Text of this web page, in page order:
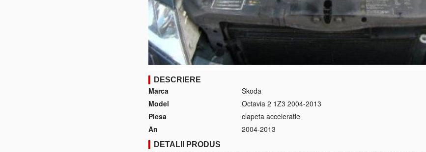
DESCRIERE
Marca
Skoda
Model
Octavia 2 1Z3 2004-2013
Piesa
clapeta acceleratie
An
2004-2013
DETALII PRODUS